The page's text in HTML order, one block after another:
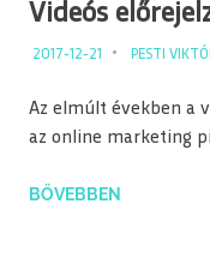
Videós
2017-12-21 PESTI
Az elmúlt években a
az online marketing
BŐVEBBEN